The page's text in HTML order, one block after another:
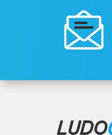
Mini
Seat
Daewoo
Daihatsu